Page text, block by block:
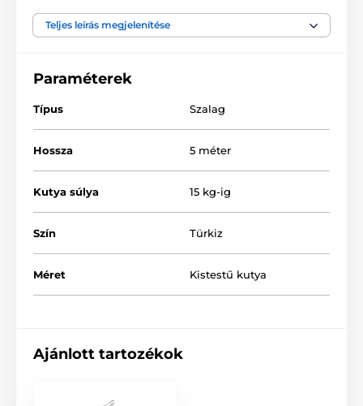
gombnyomással 3 fékezési módot biztosíthat. A cseh
márkájú termék ideális kiskutyák számára, 15 kg-ig.
A Reedog Senza Premium
Intuitív vezérlés egyetlen gombnyomással
Teljes leírás megjelenítése
Paraméterek
Típus Szalag
Hossza 5 méter
Kutya súlya 15 kg-ig
Szín Türkiz
Méret Kistestű kutya
Ajánlott tartozékok